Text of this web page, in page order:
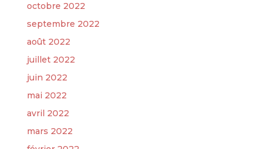
octobre 2022
septembre 2022
août 2022
juillet 2022
juin 2022
mai 2022
avril 2022
mars 2022